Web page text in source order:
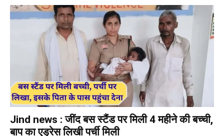
Jind news : जींद बस स्टैंड पर मिली 4 महीने की बच्ची,
बाप का एड्रेस लिखी पर्ची मिली